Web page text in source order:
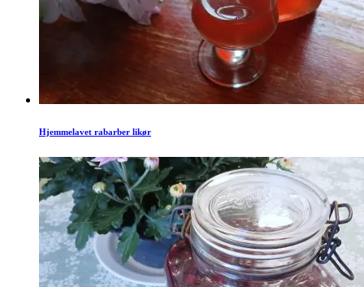
Hjemmelavet rabarber likør